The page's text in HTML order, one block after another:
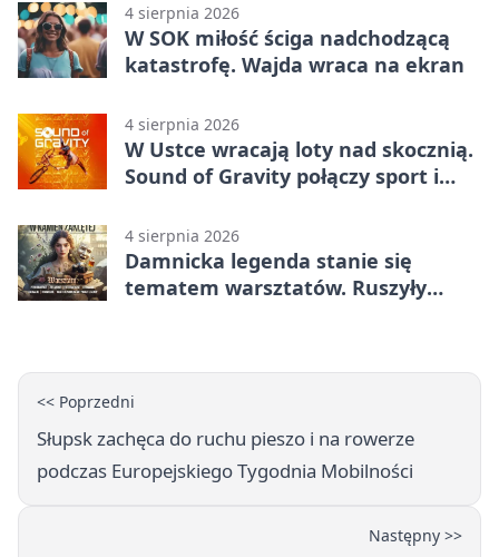
4 sierpnia 2026
W SOK miłość ściga nadchodzącą
katastrofę. Wajda wraca na ekran
4 sierpnia 2026
W Ustce wracają loty nad skocznią.
Sound of Gravity połączy sport i
4 sierpnia 2026
Damnicka legenda stanie się
tematem warsztatów. Ruszyły
<< Poprzedni
Słupsk zachęca do ruchu pieszo i na rowerze
podczas Europejskiego Tygodnia Mobilności
Następny >>